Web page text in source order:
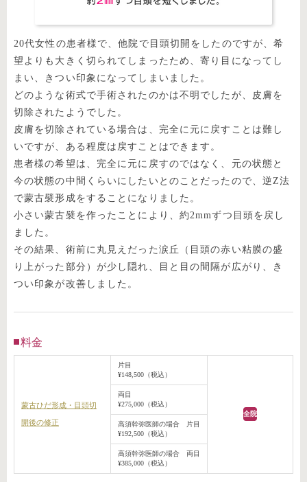
20代女性の患者様で、他院で目頭切開をしたのですが、希
望よりも大きく切られてしまったため、寄り目になってし
まい、きつい印象になってしまいました。
どのような術式で手術されたのかは不明でしたが、皮膚を
切除されたようでした。
皮膚を切除されている場合は、完全に元に戻すことは難し
いですが、ある程度は戻すことはできます。
患者様の希望は、完全に元に戻すのではなく、元の状態と
今の状態の中間くらいにしたいとのことだったので、逆Z法
で蒙古襞形成をすることになりました。
小さい蒙古襞を作ったことにより、約2mmずつ目頭を戻し
ました。
その結果、術前に丸見えだった涙丘（目頭の赤い粘膜の盛
り上がった部分）が少し隠れ、目と目の間隔が広がり、き
つい印象が改善しました。
料金
蒙古ひだ形成・目頭切
開後の修正
片目
¥148,500（税込）
全院
両目
¥275,000（税込）
高須幹弥医師の場合 片目
¥192,500（税込）
高須幹弥医師の場合 両目
¥385,000（税込）